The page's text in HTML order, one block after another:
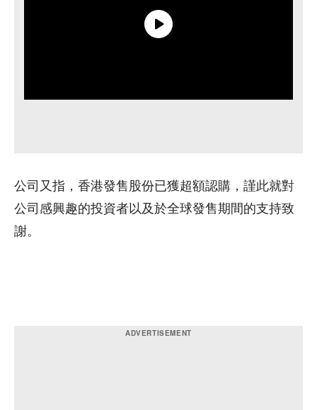
公司又指，香港發售股份已獲超額認購，謹此就對
公司感興趣的投資者以及於全球發售期間的支持致
謝。